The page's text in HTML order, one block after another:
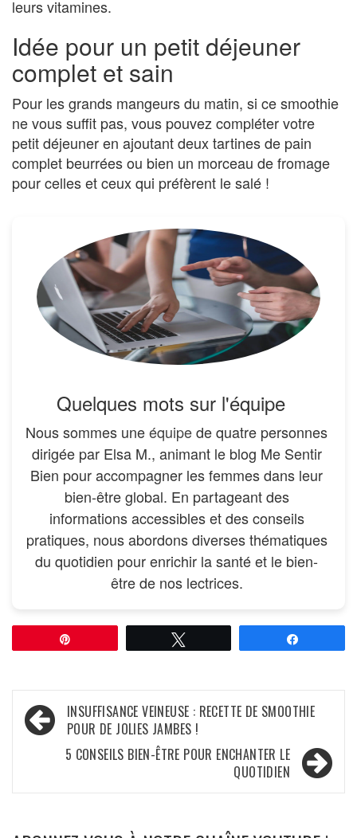
leurs vitamines.
Idée pour un petit déjeuner
complet et sain
Pour les grands mangeurs du matin, si ce smoothie
ne vous suffit pas, vous pouvez compléter votre
petit déjeuner en ajoutant deux tartines de pain
complet beurrées ou bien un morceau de fromage
pour celles et ceux qui préfèrent le salé !
Quelques mots sur l'équipe
Nous sommes uneéquipede quatre personnes
dirigée par Elsa M., animant le blog Me Sentir
Bien pour accompagner les femmes dans leur
bien-être global. En partageant des
informations accessibles et des conseils
pratiques, nous abordons diverses thématiques
du quotidien pour enrichir la santé et le bien-
être de nos lectrices.
Navigation
de
l’article
INSUFFISANCE VEINEUSE : RECETTE DE SMOOTHIE
POUR DE JOLIES JAMBES !
5 CONSEILS BIEN-ÊTRE POUR ENCHANTER LE
QUOTIDIEN